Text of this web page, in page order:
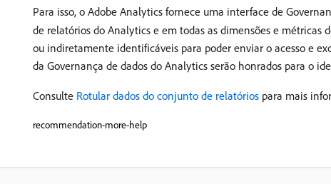
Para isso, o Adobe Analytics fornece uma interface de
de relatórios do Analytics e em todas as dimensões e métricas
ou indiretamente identificáveis para poder enviar o acesso e
da Governança de dados do Analytics serão honrados para o
Consulte Rotular dados do conjunto de relatórios para mais
recommendation-more-help